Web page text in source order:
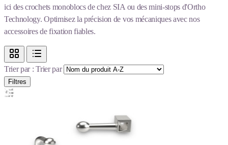
ici des crochets monoblocs de chez SIA ou des mini-stops d'Ortho
Technology. Optimisez la précision de vos mécaniques avec nos
accessoires de fixation fiables.
Trier par :Trier par
Filtres